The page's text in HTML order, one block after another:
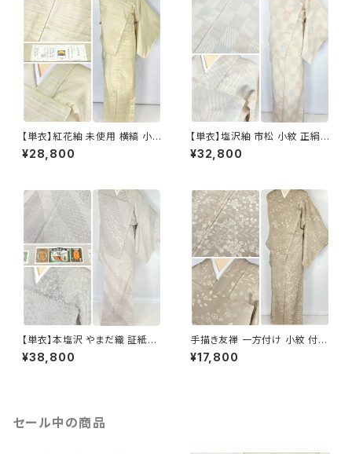
【単衣】紅花紬 未使用 横縞 小
紋 正絹 黄緑 青 ピンク 薄柳 13
22
¥28,800
【単衣】塩沢紬 市松 小紋 正絹
白 アイボリー 1033
¥32,800
【単衣】本塩沢 やまだ織 証紙付
き 斜め縞 小紋 正絹 白 グレー
オフホワイト 1330
¥38,800
手描き友禅 一方付け 小紋 付下
げ 唐花 花柄 正絹 ベージュ 11
33
¥17,800
セール中の商品